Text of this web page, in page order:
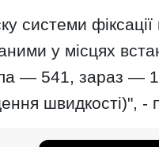
системи
у місцях
— 541, зараз —
швидкості)", -